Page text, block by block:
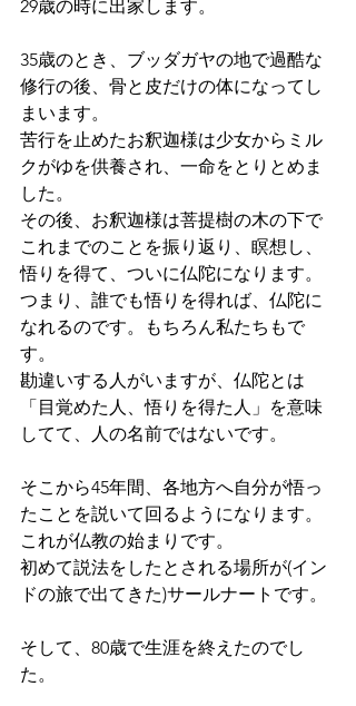
29歳の時に出家します。
35歳のとき、ブッダガヤの地で過酷な
修行の後、骨と皮だけの体になってし
まいます。
苦行を止めたお釈迦様は少女からミル
クがゆを供養され、一命をとりとめま
した。
その後、お釈迦様は菩提樹の木の下で
これまでのことを振り返り、瞑想し、
悟りを得て、ついに仏陀になります。
つまり、誰でも悟りを得れば、仏陀に
なれるのです。もちろん私たちもで
す。
勘違いする人がいますが、仏陀とは
「目覚めた人、悟りを得た人」を意味
してて、人の名前ではないです。
そこから45年間、各地方へ自分が悟っ
たことを説いて回るようになります。
これが仏教の始まりです。
初めて説法をしたとされる場所が(イン
ドの旅で出てきた)サールナートです。
そして、80歳で生涯を終えたのでし
た。